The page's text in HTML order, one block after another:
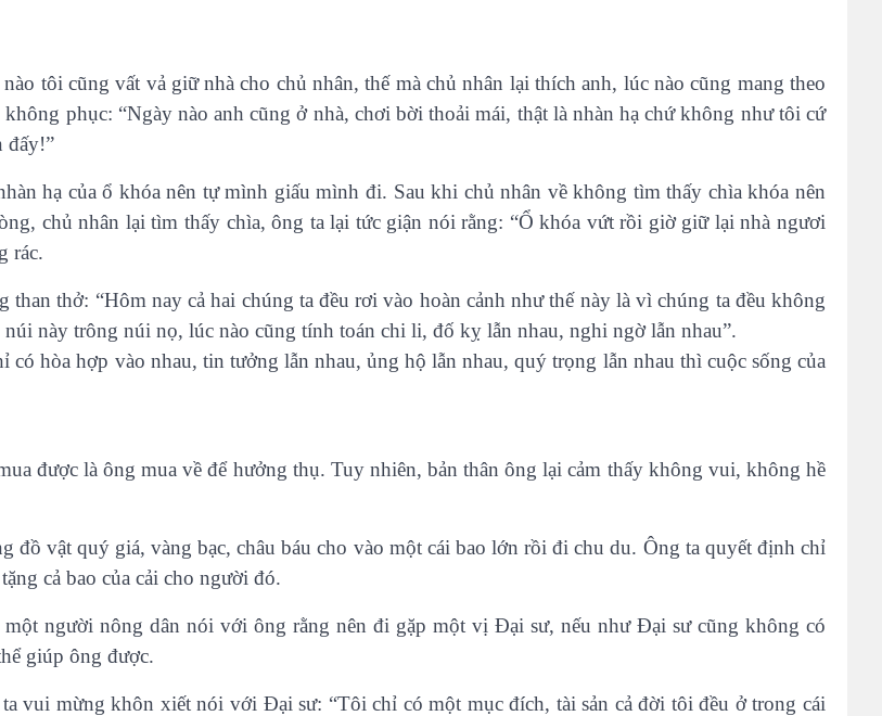
tôi cũng vất vả giữ nhà cho chủ nhân, thế mà chủ nhân lại thích anh, lúc nào cũng mang theo
phục: “Ngày nào anh cũng ở nhà, chơi bời thoải mái, thật là nhàn hạ chứ không như tôi cứ
đấy!”
hạ của ổ khóa nên tự mình giấu mình đi. Sau khi chủ nhân về không tìm thấy chìa khóa nên
chủ nhân lại tìm thấy chìa, ông ta lại tức giận nói rằng: “Ổ khóa vứt rồi giờ giữ lại nhà ngươi
rác.
thở: “Hôm nay cả hai chúng ta đều rơi vào hoàn cảnh như thế này là vì chúng ta đều không
này trông núi nọ, lúc nào cũng tính toán chi li, đố kỵ lẫn nhau, nghi ngờ lẫn nhau”.
hòa hợp vào nhau, tin tưởng lẫn nhau, ủng hộ lẫn nhau, quý trọng lẫn nhau thì cuộc sống của
được là ông mua về để hưởng thụ. Tuy nhiên, bản thân ông lại cảm thấy không vui, không hề
đồ vật quý giá, vàng bạc, châu báu cho vào một cái bao lớn rồi đi chu du. Ông ta quyết định chỉ
cả bao của cải cho người đó.
người nông dân nói với ông rằng nên đi gặp một vị Đại sư, nếu như Đại sư cũng không có
giúp ông được.
vui mừng khôn xiết nói với Đại sư: “Tôi chỉ có một mục đích, tài sản cả đời tôi đều ở trong cái